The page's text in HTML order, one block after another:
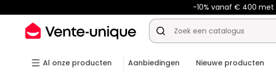
-10% vanaf € 400 met
Al onze producten Aanbiedingen Nieuwe producten